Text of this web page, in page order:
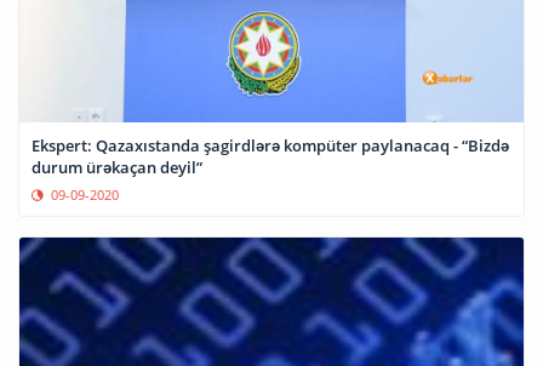
Ekspert: Qazaxıstanda şagirdlərə kompüter paylanacaq - “Bizdə
durum ürəkaçan deyil”
09-09-2020